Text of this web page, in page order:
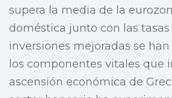
supera la media de la
doméstica junto con las
inversiones mejoradas se
los componentes vitales que
ascensión económica de